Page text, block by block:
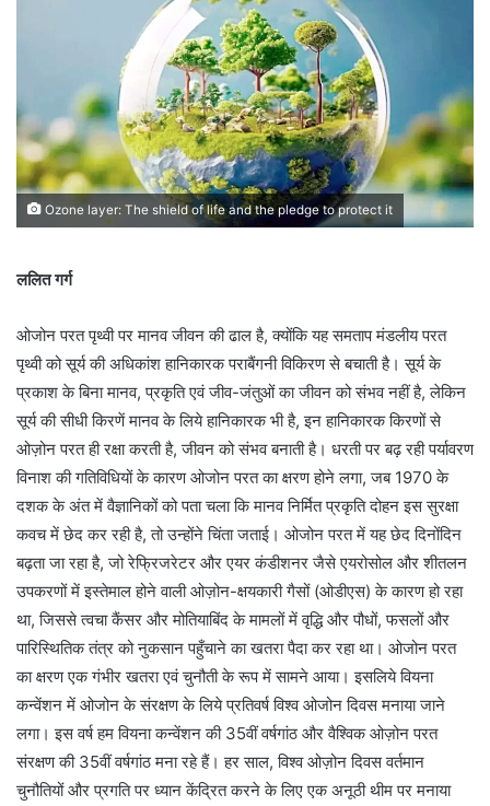
Ozone layer: The shield of life and the pledge to protect it
ललित गर्ग
ओजोन परत पृथ्वी पर मानव जीवन की ढाल है, क्योंकि यह समताप मंडलीय परत
पृथ्वी को सूर्य की अधिकांश हानिकारक पराबैंगनी विकिरण से बचाती है। सूर्य के
प्रकाश के बिना मानव, प्रकृति एवं जीव-जंतुओं का जीवन को संभव नहीं है, लेकिन
सूर्य की सीधी किरणें मानव के लिये हानिकारक भी है, इन हानिकारक किरणों से
ओज़ोन परत ही रक्षा करती है, जीवन को संभव बनाती है। धरती पर बढ़ रही पर्यावरण
विनाश की गतिविधियों के कारण ओजोन परत का क्षरण होने लगा, जब 1970 के
दशक के अंत में वैज्ञानिकों को पता चला कि मानव निर्मित प्रकृति दोहन इस सुरक्षा
कवच में छेद कर रही है, तो उन्होंने चिंता जताई। ओजोन परत में यह छेद दिनोंदिन
बढ़ता जा रहा है, जो रेफ्रिजरेटर और एयर कंडीशनर जैसे एयरोसोल और शीतलन
उपकरणों में इस्तेमाल होने वाली ओज़ोन-क्षयकारी गैसों (ओडीएस) के कारण हो रहा
था, जिससे त्वचा कैंसर और मोतियाबिंद के मामलों में वृद्धि और पौधों, फसलों और
पारिस्थितिक तंत्र को नुकसान पहुँचाने का खतरा पैदा कर रहा था। ओजोन परत
का क्षरण एक गंभीर खतरा एवं चुनौती के रूप में सामने आया। इसलिये वियना
कन्वेंशन में ओजोन के संरक्षण के लिये प्रतिवर्ष विश्व ओजोन दिवस मनाया जाने
लगा। इस वर्ष हम वियना कन्वेंशन की 35वीं वर्षगांठ और वैश्विक ओज़ोन परत
संरक्षण की 35वीं वर्षगांठ मना रहे हैं। हर साल, विश्व ओज़ोन दिवस वर्तमान
चुनौतियों और प्रगति पर ध्यान केंद्रित करने के लिए एक अनूठी थीम पर मनाया